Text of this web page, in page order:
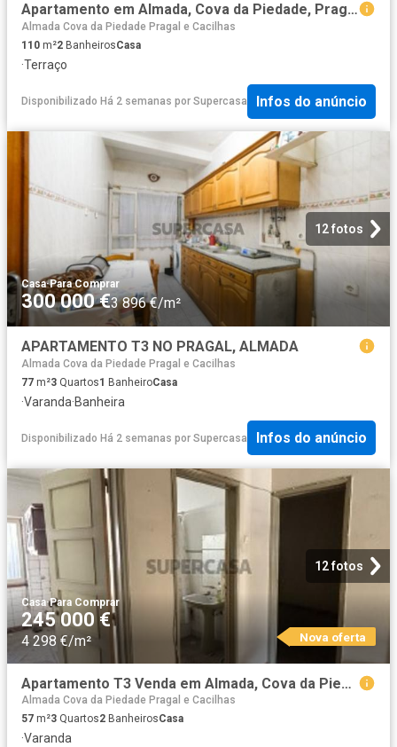
Apartamento em Almada, Cova da Piedade, Pragal e Cacilhas
Almada Cova da Piedade Pragal e Cacilhas
110 m²2 BanheirosCasa
·Terraço
Disponibilizado Há 2 semanas por Supercasa Infos do anúncio
12 fotos
Casa·Para Comprar
300 000 €3 896 €/m²
APARTAMENTO T3 NO PRAGAL, ALMADA
Almada Cova da Piedade Pragal e Cacilhas
77 m²3 Quartos1 BanheiroCasa
·Varanda·Banheira
Disponibilizado Há 2 semanas por Supercasa Infos do anúncio
12 fotos
Casa·Para Comprar
245 000 €
4 298 €/m² Nova oferta
Apartamento T3 Venda em Almada, Cova da Piedade, Pragal e Cacilhas,Almada
Almada Cova da Piedade Pragal e Cacilhas
57 m²3 Quartos2 BanheirosCasa
·Varanda